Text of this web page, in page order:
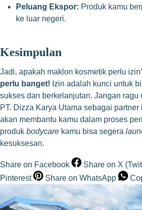
Peluang Ekspor: Produk kamu
ke luar negeri.
Kesimpulan
Jadi, apakah maklon kosmetik perlu
perlu banget! Izin adalah kunci untuk
sukses dan berkelanjutan. Jangan ragu
PT. Dizza Karya Utama sebagai
akan membantu kamu dalam proses
produk bodycare kamu bisa segera
kesuksesan.
Share on Facebook Share on X
Pinterest
Share on WhatsApp